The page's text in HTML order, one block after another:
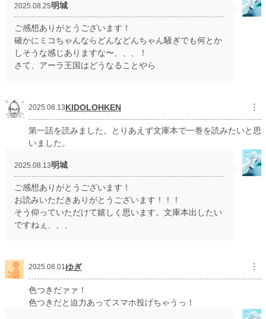
2025.08.25明城
ご感想ありがとうございます！
確かにミコちゃんならどんなどんちゃん騒ぎでも何とか
しそうな感じありますな〜、、、！
さて、アーラ王国はどうなることやら
2025.08.13KIDOLOHKEN ︙
第一話を読みました。とりあえず文庫本で一巻を読みたいと思
いました。
2025.08.13明城
ご感想ありがとうございます！
お読みいただきありがとうございます！！！
そう仰っていただけて嬉しく思います。文庫本出したい
ですねぇ、、、
2025.08.01ゆぎ ︙
色つきだァァ！
色つきだと迫力あってスマホ投げちゃうっ！